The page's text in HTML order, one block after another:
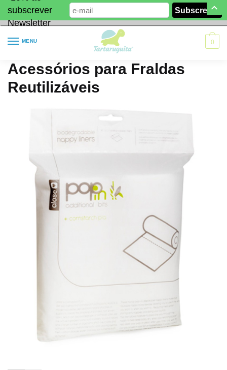
subscrever
Newsletter
MENU 0
Acessórios para Fraldas
Reutilizáveis